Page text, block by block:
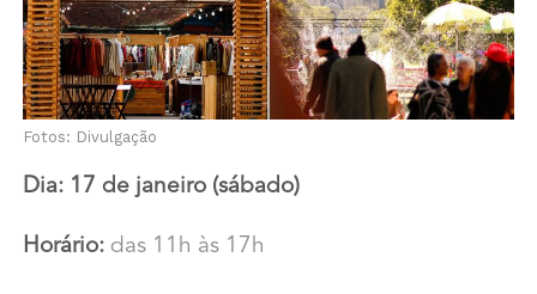
Fotos: Divulgação
Dia: 17 de janeiro (sábado)
Horário: das 11h às 17h